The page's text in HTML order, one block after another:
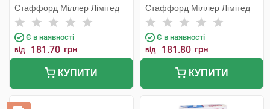
40 г 1 туба
Стаффорд Міллер Лімітед
Є в наявності
від 181.70 грн
КУПИТИ
туба
Стаффорд Міллер Лімітед
Є в наявності
від 181.80 грн
КУПИТИ